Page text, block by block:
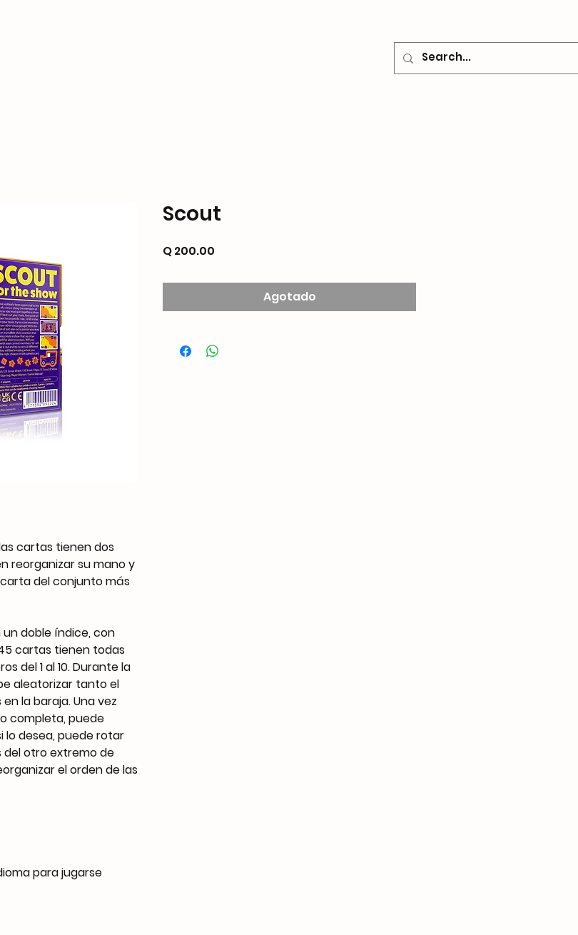
cartas tienen dos
reorganizar su mano y
del conjunto más
doble índice, con
cartas tienen todas
del 1 al 10. Durante la
aleatorizar tanto el
la baraja. Una vez
completa, puede
lo desea, puede rotar
del otro extremo de
el orden de las
para jugarse
Scout
Q 200.00
Agotado